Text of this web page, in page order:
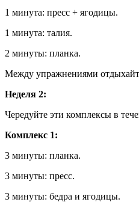
1 минута: пресс + ягодицы.
1 минута: талия.
2 минуты: планка.
Между упражнениями
Неделя 2:
Чередуйте эти комплексы в
Комплекс 1:
3 минуты: планка.
3 минуты: пресс.
3 минуты: бедра и ягодицы.